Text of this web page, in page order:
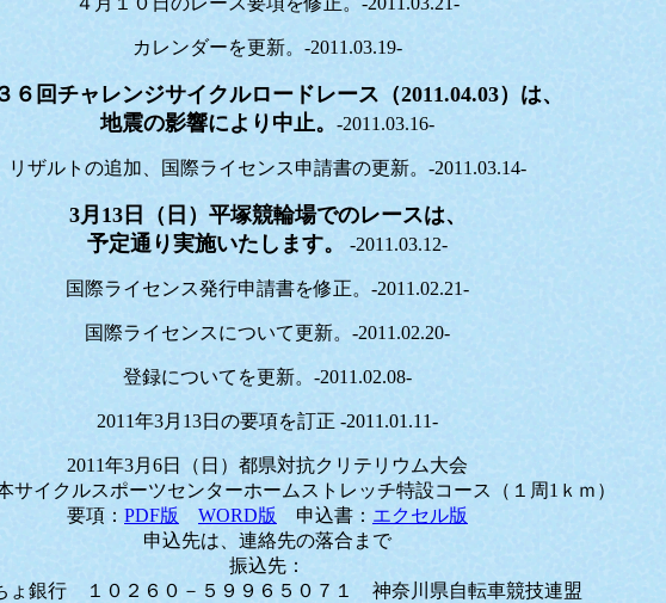
カレンダーを更新。-2011.03.19-
６回チャレンジサイクルロードレース（2011.04.03）は、
地震の影響により中止。 -2011.03.16-
リザルトの追加、国際ライセンス申請書の更新。-2011.03.14-
3月13日（日）平塚競輪場でのレースは、
予定通り実施いたします。
-2011.03.12-
国際ライセンス発行申請書を修正。-2011.02.21-
国際ライセンスについて更新。-2011.02.20-
登録についてを更新。-2011.02.08-
2011年3月13日の要項を訂正 -2011.01.11-
2011年3月6日（日）都県対抗クリテリウム大会
サイクルスポーツセンターホームストレッチ特設コース（１周1ｋｍ）
要項： PDF版 WORD版 申込書： エクセル版
申込先は、連絡先の落合まで
振込先：
ょ銀行 １０２６０－５９９６５０７１ 神奈川県自転車競技連盟